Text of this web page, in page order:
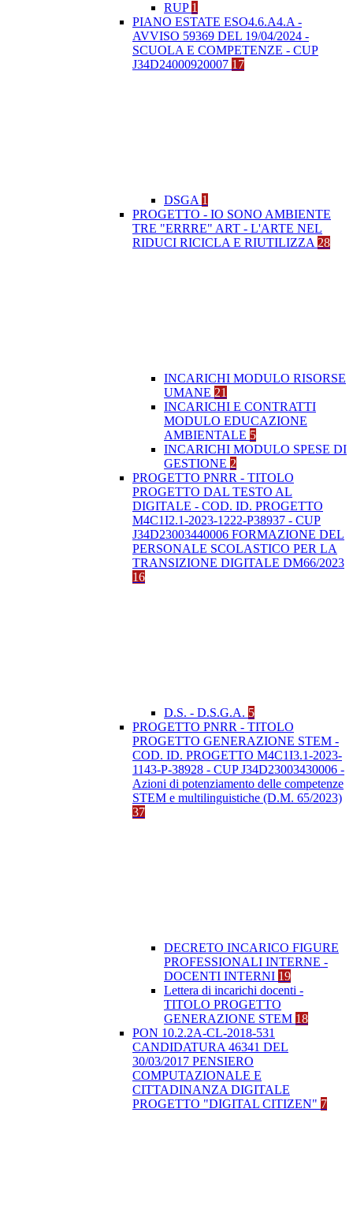
RUP 1
PIANO ESTATE ESO4.6.A4.A -
AVVISO 59369 DEL 19/04/2024 -
SCUOLA E COMPETENZE - CUP
J34D24000920007 17
DSGA 1
PROGETTO - IO SONO AMBIENTE
TRE "ERRRE" ART - L'ARTE NEL
RIDUCI RICICLA E RIUTILIZZA 28
INCARICHI MODULO RISORSE
UMANE 21
INCARICHI E CONTRATTI
MODULO EDUCAZIONE
AMBIENTALE 5
INCARICHI MODULO SPESE DI
GESTIONE 2
PROGETTO PNRR - TITOLO
PROGETTO DAL TESTO AL
DIGITALE - COD. ID. PROGETTO
M4C1I2.1-2023-1222-P38937 - CUP
J34D23003440006 FORMAZIONE DEL
PERSONALE SCOLASTICO PER LA
TRANSIZIONE DIGITALE DM66/2023
16
D.S. - D.S.G.A. 5
PROGETTO PNRR - TITOLO
PROGETTO GENERAZIONE STEM -
COD. ID. PROGETTO M4C1I3.1-2023-
1143-P-38928 - CUP J34D23003430006 -
Azioni di potenziamento delle competenze
STEM e multilinguistiche (D.M. 65/2023)
37
DECRETO INCARICO FIGURE
PROFESSIONALI INTERNE -
DOCENTI INTERNI 19
Lettera di incarichi docenti -
TITOLO PROGETTO
GENERAZIONE STEM 18
PON 10.2.2A-CL-2018-531
CANDIDATURA 46341 DEL
30/03/2017 PENSIERO
COMPUTAZIONALE E
CITTADINANZA DIGITALE
PROGETTO "DIGITAL CITIZEN" 7